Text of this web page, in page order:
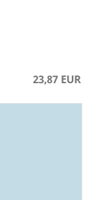
23,87 EUR